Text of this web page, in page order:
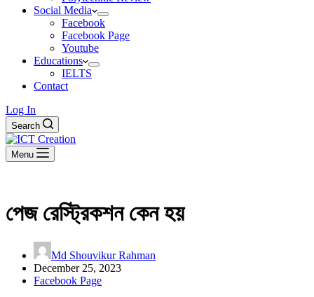
Social Media
Facebook
Facebook Page
Youtube
Educations
IELTS
Contact
Log In
Search
Menu
পেজ রেস্ট্রিকশন কেন হয়
Md Shouvikur Rahman
December 25, 2023
Facebook Page